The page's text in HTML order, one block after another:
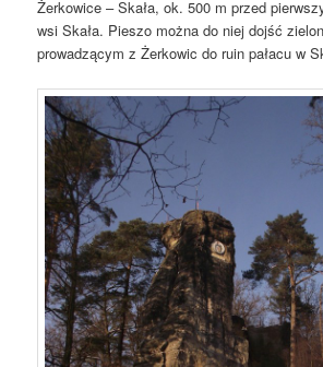
Żerkowice – Skała, ok. 500 m przed
wsi Skała. Pieszo można do niej dojść
prowadzącym z Żerkowic do ruin pałacu w